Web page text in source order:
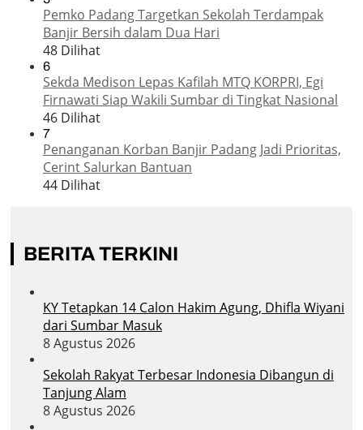
Pemko Padang Targetkan Sekolah Terdampak
Banjir Bersih dalam Dua Hari
48 Dilihat
6
Sekda Medison Lepas Kafilah MTQ KORPRI, Egi
Firnawati Siap Wakili Sumbar di Tingkat Nasional
46 Dilihat
7
Penanganan Korban Banjir Padang Jadi Prioritas,
Cerint Salurkan Bantuan
44 Dilihat
BERITA TERKINI
KY Tetapkan 14 Calon Hakim Agung, Dhifla Wiyani
dari Sumbar Masuk
8 Agustus 2026
Sekolah Rakyat Terbesar Indonesia Dibangun di
Tanjung Alam
8 Agustus 2026